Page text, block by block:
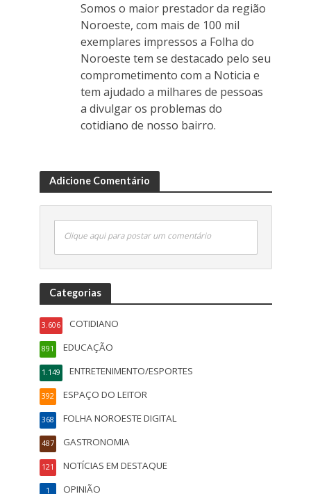
Somos o maior prestador da região
Noroeste, com mais de 100 mil
exemplares impressos a Folha do
Noroeste tem se destacado pelo seu
comprometimento com a Noticia e
tem ajudado a milhares de pessoas
a divulgar os problemas do
cotidiano de nosso bairro.
Adicione Comentário
Clique aqui para postar um comentário
Categorias
COTIDIANO
3.606
EDUCAÇÃO
891
ENTRETENIMENTO/ESPORTES
1.149
ESPAÇO DO LEITOR
392
FOLHA NOROESTE DIGITAL
368
GASTRONOMIA
487
NOTÍCIAS EM DESTAQUE
121
OPINIÃO
1